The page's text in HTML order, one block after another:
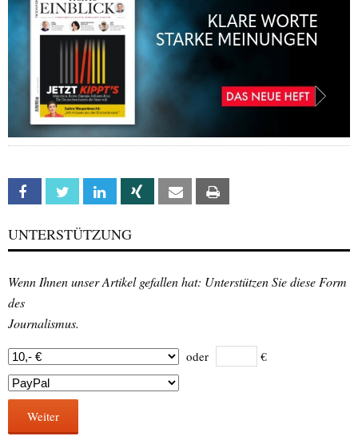
Facebook Twitter Linkedin Xing Email
UNTERSTÜTZUNG
Wenn Ihnen unser Artikel gefallen hat: Unterstützen Sie diese Form
des
Journalismus.
oder €
Weiter